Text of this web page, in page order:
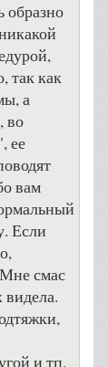
образно
так как
а
во
ее
вам
Если
смас
видела.
и тп.